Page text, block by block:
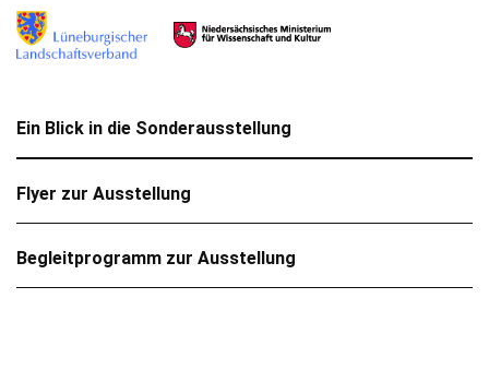
Ein Blick in die Sonderausstellung
Flyer zur Ausstellung
Begleitprogramm zur Ausstellung